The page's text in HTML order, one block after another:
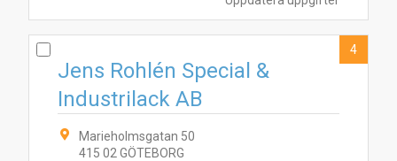
Jens Rohlén Special &
Industrilack AB
Marieholmsgatan 50
415 02 GÖTEBORG
4